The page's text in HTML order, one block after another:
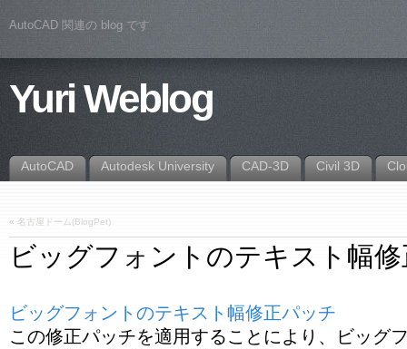
AutoCAD 関連の blog です
Yuri Weblog
AutoCAD Autodesk University CAD-3D Civil 3D
« 名古屋ドーム(BlogPet)
ビッグフォントのテキスト幅
ビッグフォントのテキスト幅修正パッチ
この修正パッチを適用することにより、ビッグ